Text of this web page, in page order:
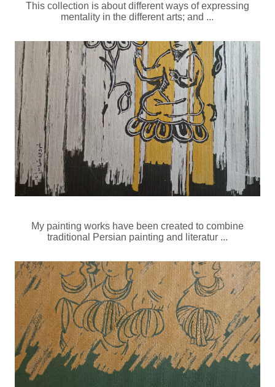
This collection is about different ways of expressing
mentality in the different arts; and ...
My painting works have been created to combine
traditional Persian painting and literatur ...